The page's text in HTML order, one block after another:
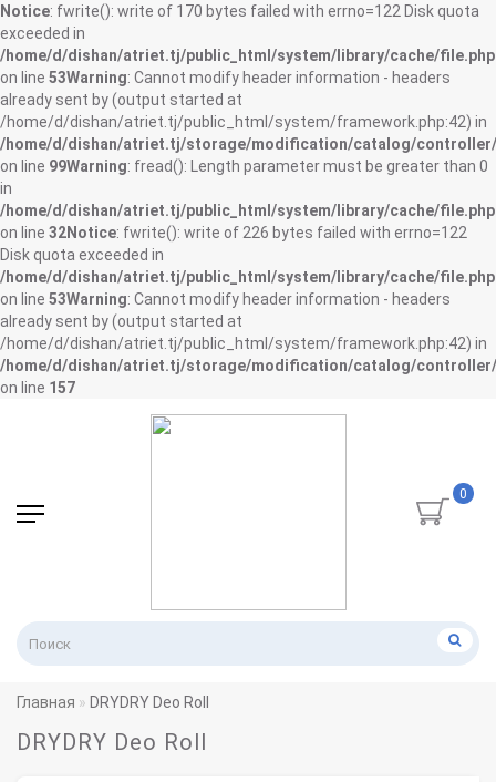
Notice: fwrite(): write of 170 bytes failed with errno=122 Disk quota
exceeded in
/home/d/dishan/atriet.tj/public_html/system/library/cache/file.php
on line 53Warning: Cannot modify header information - headers
already sent by (output started at
/home/d/dishan/atriet.tj/public_html/system/framework.php:42) in
/home/d/dishan/atriet.tj/storage/modification/catalog/
on line 99Warning: fread(): Length parameter must be greater than 0
in
/home/d/dishan/atriet.tj/public_html/system/library/cache/file.php
on line 32Notice: fwrite(): write of 226 bytes failed with errno=122
Disk quota exceeded in
/home/d/dishan/atriet.tj/public_html/system/library/cache/file.php
on line 53Warning: Cannot modify header information - headers
already sent by (output started at
/home/d/dishan/atriet.tj/public_html/system/framework.php:42) in
/home/d/dishan/atriet.tj/storage/modification/catalog/
on line 157
0
Главная DRYDRY Deo Roll
DRYDRY Deo Roll